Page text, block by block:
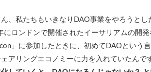
ん、私たちもいきなりDAO事業をやろうと
にロンドンで開催されたイーサリアムの開
」に参加したときに、初めてDAOという
アリングエコノミーに力を入れていたんで